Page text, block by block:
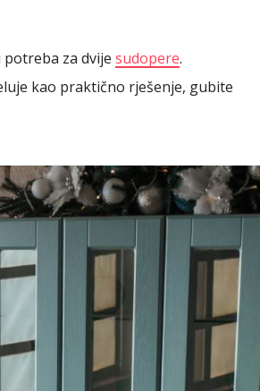
za dvije sudopere.
kao praktično rješenje, gubite